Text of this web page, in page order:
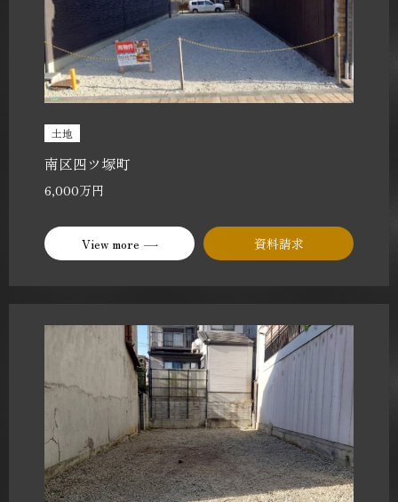
土地
南区四ツ塚町
6,000万円
View more 資料請求